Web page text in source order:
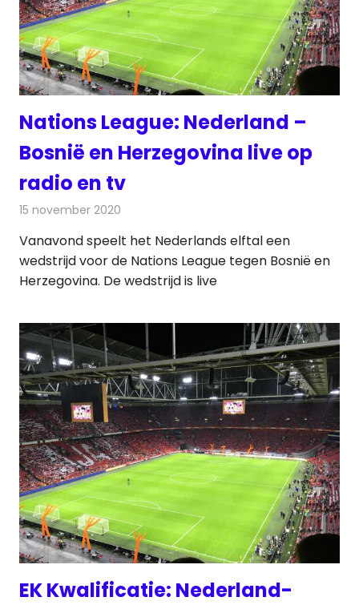
Nations League: Nederland –
Bosnië en Herzegovina live op
radio en tv
15 november 2020
Vanavond speelt het Nederlands elftal een
wedstrijd voor de Nations League tegen Bosnië en
Herzegovina. De wedstrijd is live
EK Kwalificatie: Nederland-